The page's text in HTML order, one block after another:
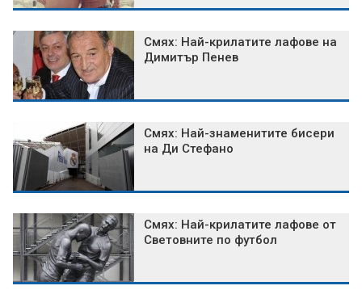
Смях: Най-крилатите лафове на
Димитър Пенев
Смях: Най-знаменитите бисери
на Ди Стефано
Смях: Най-крилатите лафове от
Световните по футбол